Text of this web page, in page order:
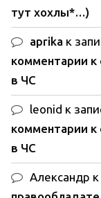
тут хохлы*…)
aprika к
комментарии к
в ЧС
leonid к
комментарии к
в ЧС
Александр